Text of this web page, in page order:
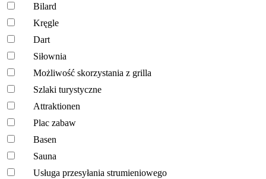
Bilard
Kręgle
Dart
Siłownia
Możliwość skorzystania z grilla
Szlaki turystyczne
Attraktionen
Plac zabaw
Basen
Sauna
Usługa przesyłania strumieniowego